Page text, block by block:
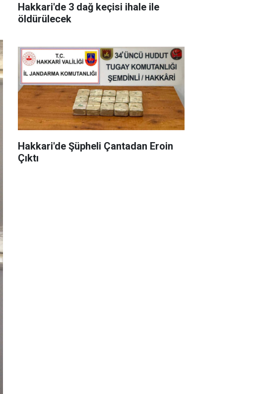
Hakkari'de 3 dağ keçisi ihale ile
öldürülecek
Hakkari'de Şüpheli Çantadan Eroin
Çıktı